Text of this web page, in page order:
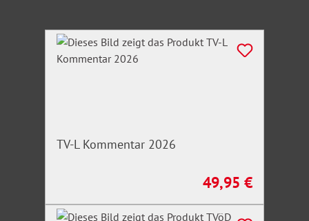
Produktgalerie überspringen
TV-L Kommentar 2026
Regulärer Preis:
49,95 €